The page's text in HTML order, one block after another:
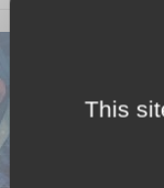
This